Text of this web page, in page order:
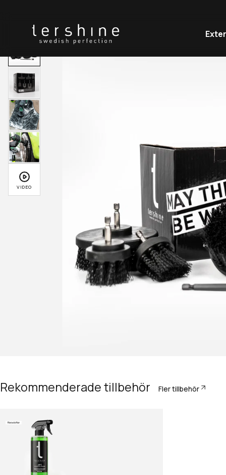
Rekommenderade tillbehör Fler tillbehör